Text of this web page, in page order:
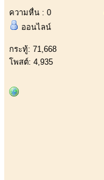
ความหื่น : 0
ออนไลน์
กระทู้: 71,668
โพสต์: 4,935